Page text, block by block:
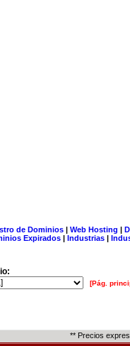
de Dominios| Web Hosting |
Expirados | Industrias |
[Pág.
** Precios